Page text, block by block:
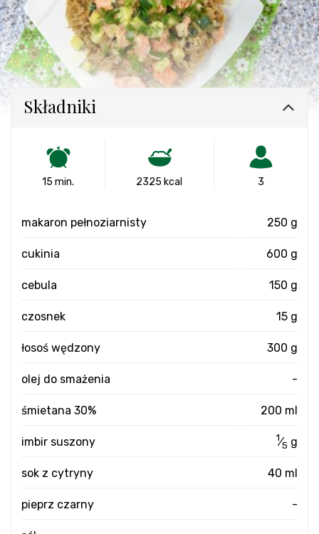
Składniki
15 min. 2325 kcal 3
makaron pełnoziarnisty 250 g
cukinia 600 g
cebula 150 g
czosnek 15 g
łosoś wędzony 300 g
olej do smażenia -
śmietana 30% 200 ml
imbir suszony 1⁄5 g
sok z cytryny 40 ml
pieprz czarny -